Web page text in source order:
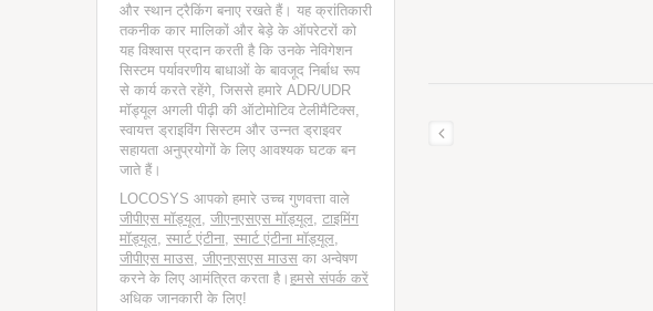
और स्थान ट्रैकिंग बनाए रखते हैं। यह क्रांतिकारी
तकनीक कार मालिकों और बेड़े के ऑपरेटरों को
यह विश्वास प्रदान करती है कि उनके नेविगेशन
सिस्टम पर्यावरणीय बाधाओं के बावजूद निर्बाध रूप
से कार्य करते रहेंगे, जिससे हमारे ADR/UDR
मॉड्यूल अगली पीढ़ी की ऑटोमोटिव टेलीमैटिक्स,
स्वायत्त ड्राइविंग सिस्टम और उन्नत ड्राइवर
सहायता अनुप्रयोगों के लिए आवश्यक घटक बन
जाते हैं।
LOCOSYS आपको हमारे उच्च गुणवत्ता वाले
जीपीएस मॉड्यूल, जीएनएसएस मॉड्यूल, टाइमिंग
मॉड्यूल, स्मार्ट एंटीना, स्मार्ट एंटीना मॉड्यूल,
जीपीएस माउस, जीएनएसएस माउस का अन्वेषण
करने के लिए आमंत्रित करता है। हमसे संपर्क करें
अधिक जानकारी के लिए!